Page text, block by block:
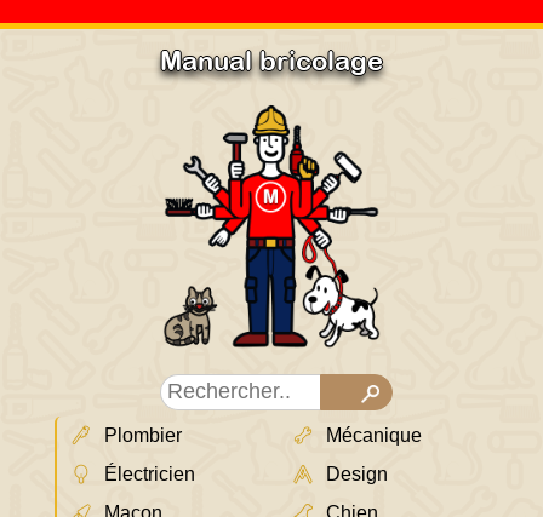
Manual bricolage
Plombier
Électricien
Maçon
Mécanique
Design
Chien